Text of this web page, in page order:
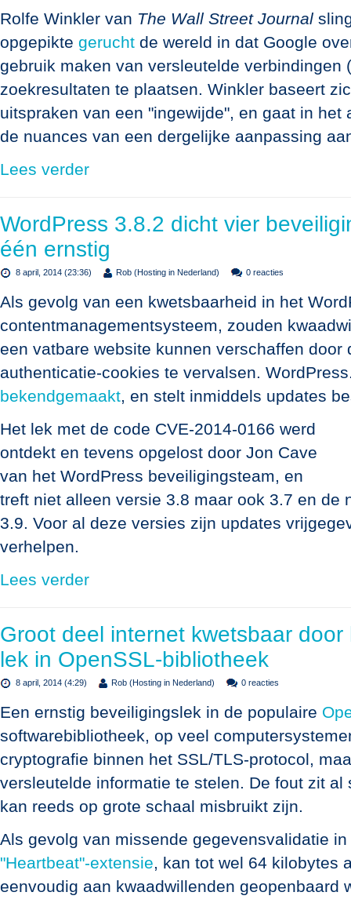
Rolfe Winkler van The Wall Street Journal
opgepikte gerucht de wereld in dat Google
gebruik maken van versleutelde verbindingen
zoekresultaten te plaatsen. Winkler baseert
uitspraken van een "ingewijde", en gaat in het
de nuances van een dergelijke aanpassing
Lees verder
WordPress 3.8.2 dicht vier
één ernstig
8 april, 2014 (23:36) Rob (Hosting in Nederland) 0 reacties
Als gevolg van een kwetsbaarheid in het
contentmanagementsysteem, zouden
een vatbare website kunnen verschaffen door
authenticatie-cookies te vervalsen.
bekendgemaakt, en stelt inmiddels updates
Het lek met de code CVE-2014-0166 werd
ontdekt en tevens opgelost door Jon Cave
van het WordPress beveiligingsteam, en
treft niet alleen versie 3.8 maar ook 3.7 en de
3.9. Voor al deze versies zijn updates
verhelpen.
Lees verder
Groot deel internet kwetsbaar
lek in OpenSSL-bibliotheek
8 april, 2014 (4:29) Rob (Hosting in Nederland) 0 reacties
Een ernstig beveiligingslek in de populaire
softwarebibliotheek, op veel
cryptografie binnen het SSL/TLS-protocol,
versleutelde informatie te stelen. De fout zit al
kan reeds op grote schaal misbruikt zijn.
Als gevolg van missende gegevensvalidatie
"Heartbeat"-extensie, kan tot wel 64 kilobytes
eenvoudig aan kwaadwillenden geopenbaard